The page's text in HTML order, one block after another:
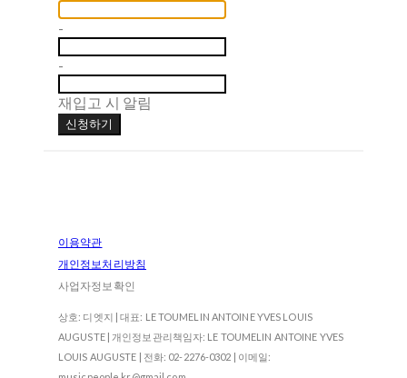
-
-
재입고 시 알림
신청하기
이용약관
개인정보처리방침
사업자정보확인
상호: 디엣지 | 대표: LE TOUMELIN ANTOINE YVES LOUIS
AUGUSTE | 개인정보관리책임자: LE TOUMELIN ANTOINE YVES
LOUIS AUGUSTE | 전화: 02-2276-0302 | 이메일: